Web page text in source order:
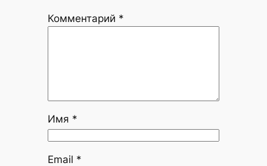
Комментарий *
Имя *
Email *